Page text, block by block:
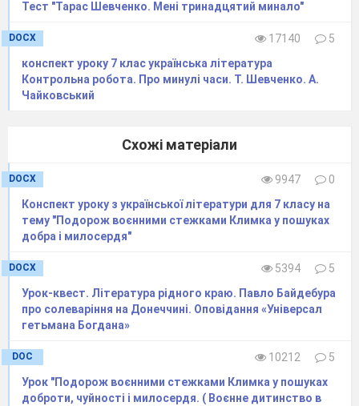
Тест "Тарас Шевченко. Мені тринадцятий минало"
DOCX 17140
5
конспект уроку 7 клас українська література
Контрольна робота. Про минулі часи. Т. Шевченко. А.
Чайковський
Схожі матеріали
DOCX 9947
0
Конспект уроку з української літератури для 7 класу на
тему "Подорож воєнними стежками Климка у пошуках
добра і милосердя"
DOCX 5394
5
Урок-квест. Література рідного краю. Павло Байдебура
про солеваріння на Донеччині. Оповідання «Універсал
гетьмана Богдана»
DOC 10212
5
Урок "Подорож воєнними стежками Климка у пошуках
доброти, чуйності і милосердя. ( Воєнне дитинство в